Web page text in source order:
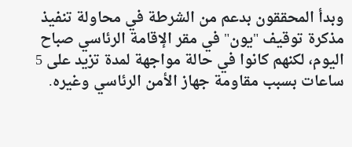
وبدأ المحققون بدعم من الشرطة في محاولة تنفيذ
مذكرة توقيف "يون" في مقر الإقامة الرئاسي صباح
اليوم، لكنهم كانوا في حالة مواجهة لمدة تزيد على 5
ساعات بسبب مقاومة جهاز الأمن الرئاسي وغيره.